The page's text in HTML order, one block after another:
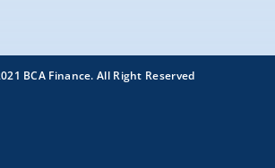
BCA Finance. All Right Reserved